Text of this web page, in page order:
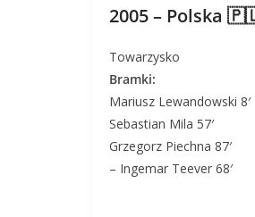
2005 – Polska
Towarzysko
Bramki:
Mariusz Lewandowski 8′
Sebastian Mila 57′
Grzegorz Piechna 87′
– Ingemar Teever 68′